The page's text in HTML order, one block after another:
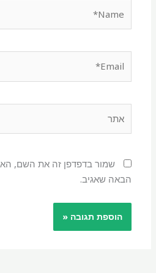
שמור בדפדפן זה את השם,
הבאה שאגיב.